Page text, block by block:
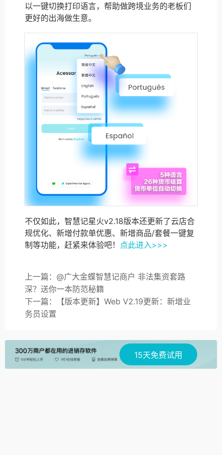
以一键切换打印语言，帮助做跨境业务的老板们
更好的出海做生意。
不仅如此，智慧记星火v2.18版本还更新了云店合
规优化、新增付款单优惠、新增商品/套餐一键复
制等功能，赶紧来体验吧！ 点此进入>>>
上一篇：@广大金蝶智慧记商户 非法集资套路
深？送你一本防范秘籍
下一篇：【版本更新】Web V2.19更新：新增业
务员设置
15天免费试用